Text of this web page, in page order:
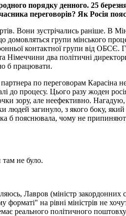
порядку денного. 25
переговорів? Як Росія
Вони зустрічались раніше. В
домовляться групи мінського
контактної групи від
Німеччини два політичні
б працювати.
по переговорам Карасіна
до процесу. Цього разу жоден
зору, але неефективно.
людей загинуло, з якого боку,
б пояснювала, чому не
не було.
Лавров (міністр закордонних
форматі" на рівні міністрів не
реального політичного